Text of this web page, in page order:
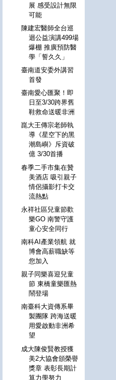
展 感受設計無限
可能
陳建宏醫師全台巡
迴公益演講499場
爆棚 推廣預防醫
學「誓久久」
臺南道安委外講習
首發
臺南愛心匯聚！即
日至3/30跨界舊
鞋救命送暖非洲
崑大王傳宗老師執
導《星空下的黑
潮島嶼》斥資破
億 3/30首播
春季二手市集在贊
美酒店 吸引親子
情侶攝影打卡交
流熱點
永祥社區兒童節歡
樂GO 南警守護
童心安全同行
南科AI產業領航 就
博會高薪職缺等
您加入
親子同樂喜迎兒童
節 東橋童樂匯熱
鬧登場
南臺科大資傳系畢
製團隊 跨海送暖
用愛啟動非洲希
望
成大陳俊賢教授獲
美2大協會頒榮譽
獎章 表彰長期計
算力學努力